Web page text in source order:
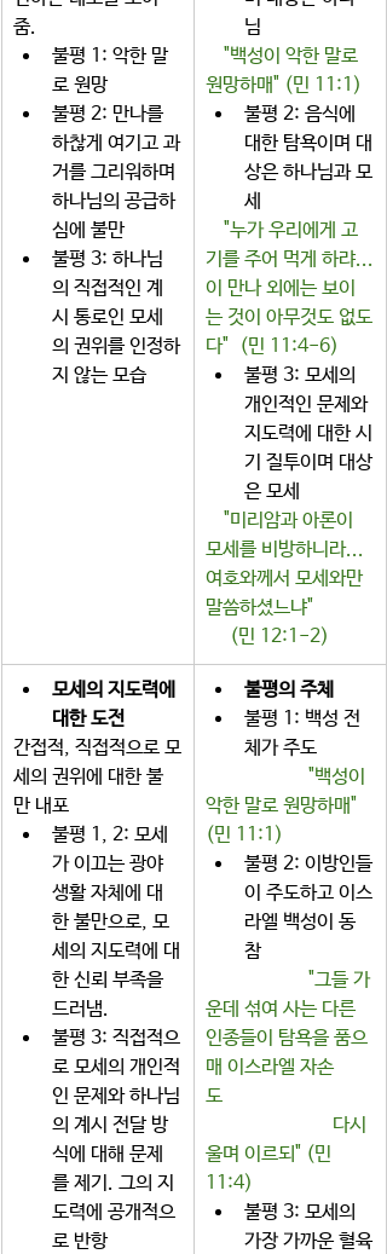
줌.
불평 1: 악한 말
로 원망
불평 2: 만나를
하찮게 여기고 과
거를 그리워하며
하나님의 공급하
심에 불만
불평 3: 하나님
의 직접적인 계
시 통로인 모세
의 권위를 인정하
지 않는 모습
님
"백성이 악한 말로
원망하매" (민 11:1)
불평 2: 음식에
대한 탐욕이며 대
상은 하나님과 모
세
"누가 우리에게 고
기를 주어 먹게 하랴...
이 만나 외에는 보이
는 것이 아무것도 없도
다"  (민 11:4-6)
불평 3: 모세의
개인적인 문제와
지도력에 대한 시
기 질투이며 대상
은 모세
"미리암과 아론이
모세를 비방하니라...
여호와께서 모세와만
말씀하셨느냐"
(민 12:1-2)
모세의 지도력에
대한 도전
간접적, 직접적으로 모
세의 권위에 대한 불
만 내포
불평 1, 2: 모세
가 이끄는 광야
생활 자체에 대
한 불만으로, 모
세의 지도력에 대
한 신뢰 부족을
드러냄.
불평 3: 직접적으
로 모세의 개인적
인 문제와 하나님
의 계시 전달 방
식에 대해 문제
를 제기. 그의 지
도력에 공개적으
로 반항
불평의 주체
불평 1: 백성 전
체가 주도
"백성이
악한 말로 원망하매"
(민 11:1)
불평 2: 이방인들
이 주도하고 이스
라엘 백성이 동
참
"그들 가
운데 섞여 사는 다른
인종들이 탐욕을 품으
매 이스라엘 자손
도
다시
울며 이르되" (민
11:4)
불평 3: 모세의
가장 가까운 혈육